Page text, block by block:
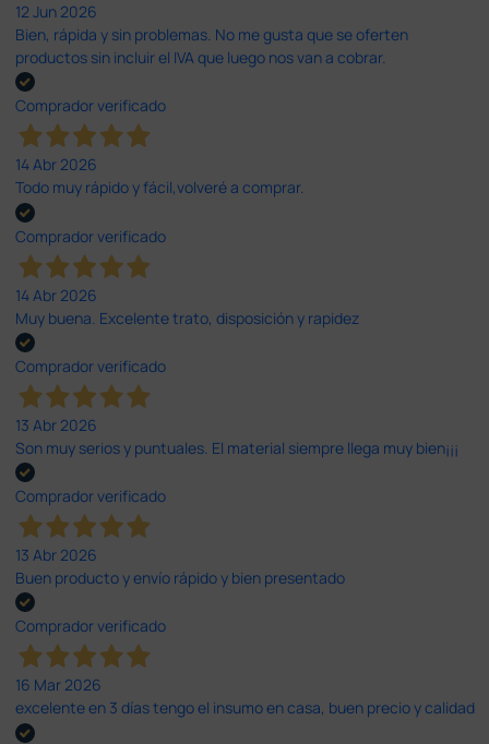
12 Jun 2026
Bien, rápida y sin problemas. No me gusta que se oferten
productos sin incluir el IVA que luego nos van a cobrar.
Comprador verificado
14 Abr 2026
Todo muy rápido y fácil,volveré a comprar.
Comprador verificado
14 Abr 2026
Muy buena. Excelente trato, disposición y rapidez
Comprador verificado
13 Abr 2026
Son muy serios y puntuales. El material siempre llega muy bien¡¡¡
Comprador verificado
13 Abr 2026
Buen producto y envío rápido y bien presentado
Comprador verificado
16 Mar 2026
excelente en 3 días tengo el insumo en casa, buen precio y calidad